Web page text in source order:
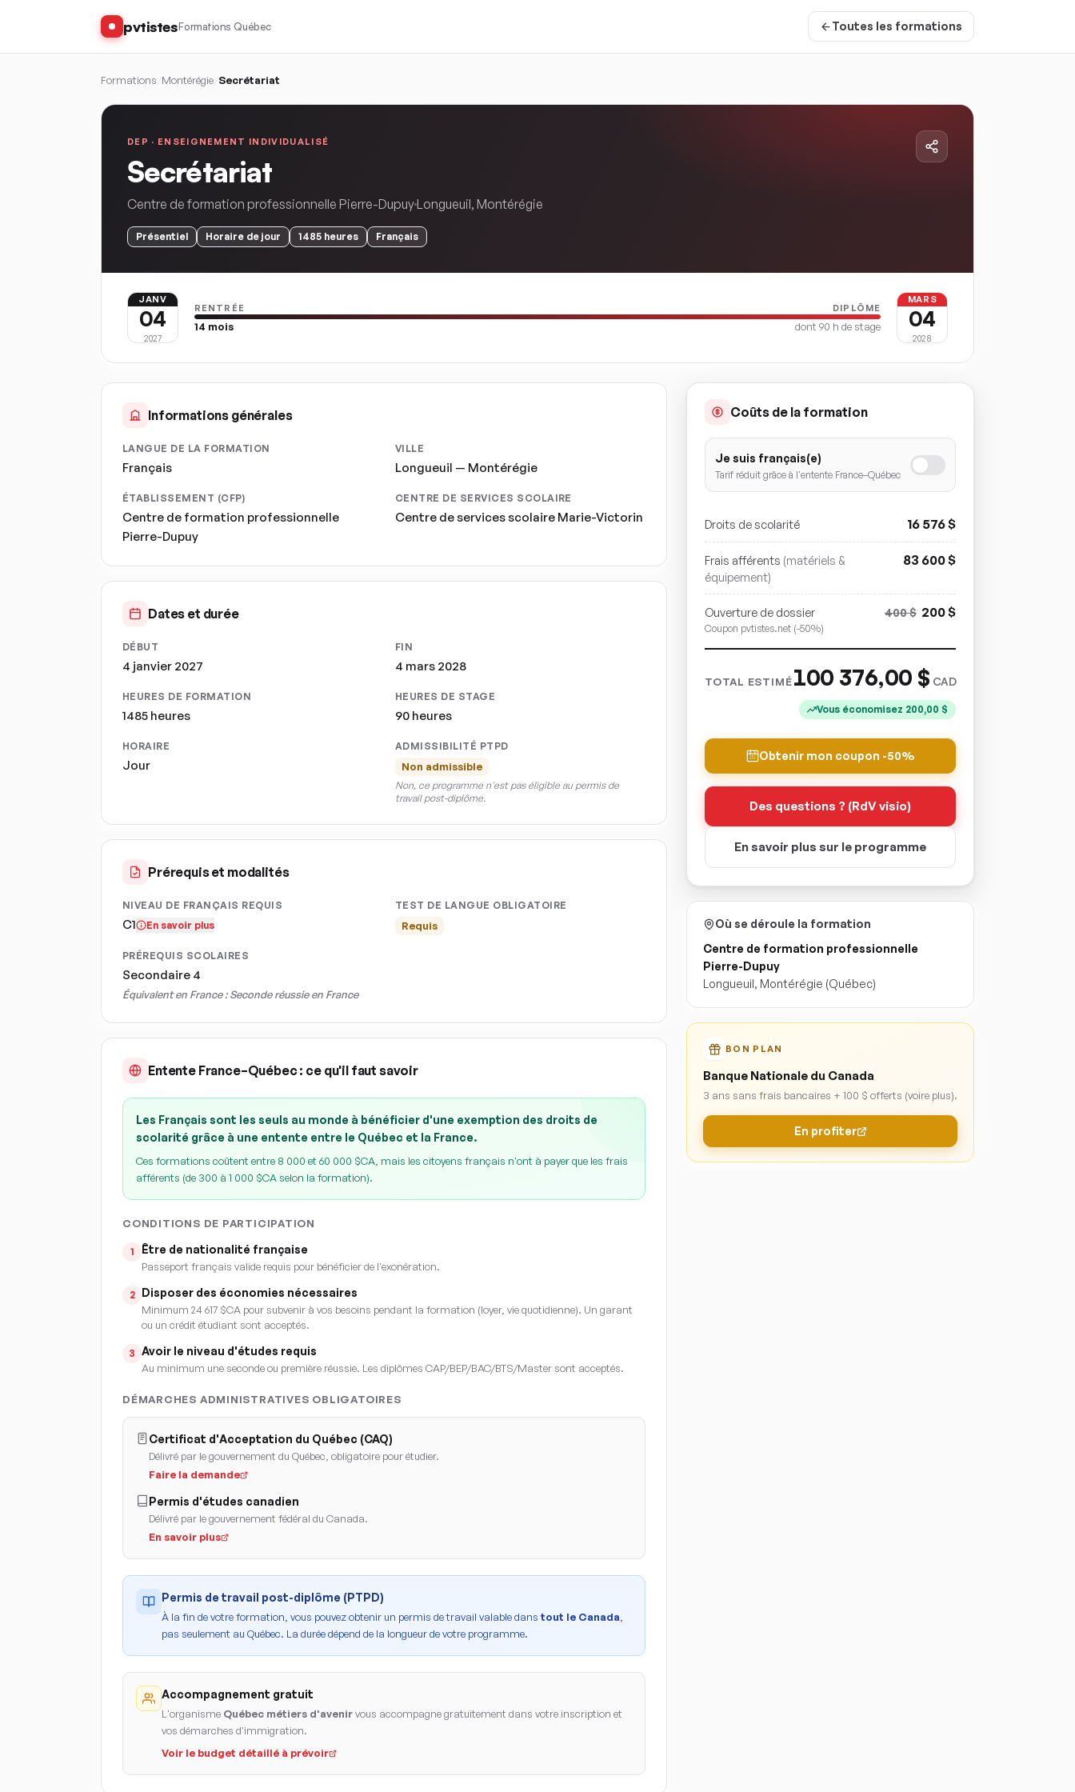
pvtistesFormations Québec Toutes les formations
Formations Montérégie Secrétariat
DEP · ENSEIGNEMENT INDIVIDUALISÉ
Secrétariat
Centre de formation professionnelle Pierre-DupuyLongueuil, Montérégie
Présentiel Horaire de jour 1485 heures Français
JANV
04
2027
RENTRÉE DIPLÔME
14 mois dont 90 h de stage
MARS
04
2028
Informations générales
LANGUE DE LA FORMATION
Français
VILLE
Longueuil — Montérégie
ÉTABLISSEMENT (CFP)
Centre de formation professionnelle
Pierre-Dupuy
CENTRE DE SERVICES SCOLAIRE
Centre de services scolaire Marie-Victorin
Dates et durée
DÉBUT
4 janvier 2027
FIN
4 mars 2028
HEURES DE FORMATION
1485 heures
HEURES DE STAGE
90 heures
HORAIRE
Jour
ADMISSIBILITÉ PTPD
Non admissible
Non, ce programme n'est pas éligible au permis de
travail post-diplôme.
Prérequis et modalités
NIVEAU DE FRANÇAIS REQUIS
C1 En savoir plus
TEST DE LANGUE OBLIGATOIRE
Requis
PRÉREQUIS SCOLAIRES
Secondaire 4
Équivalent en France :Seconde réussie en France
Entente France–Québec : ce qu'il faut savoir
Les Français sont les seuls au monde à bénéficier d'une exemption des droits de
scolarité grâce à une entente entre le Québec et la France.
Ces formations coûtent entre 8 000 et 60 000 $CA, mais les citoyens français n'ont à payer que les frais
afférents (de 300 à 1 000 $CA selon la formation).
CONDITIONS DE PARTICIPATION
1 Être de nationalité française
Passeport français valide requis pour bénéficier de l'exonération.
2 Disposer des économies nécessaires
Minimum 24 617 $CA pour subvenir à vos besoins pendant la formation (loyer, vie quotidienne). Un garant
ou un crédit étudiant sont acceptés.
3 Avoir le niveau d'études requis
Au minimum une seconde ou première réussie. Les diplômes CAP/BEP/BAC/BTS/Master sont acceptés.
DÉMARCHES ADMINISTRATIVES OBLIGATOIRES
Certificat d'Acceptation du Québec (CAQ)
Délivré par le gouvernement du Québec, obligatoire pour étudier.
Faire la demande
Permis d'études canadien
Délivré par le gouvernement fédéral du Canada.
En savoir plus
Permis de travail post-diplôme (PTPD)
À la fin de votre formation, vous pouvez obtenir un permis de travail valable dans tout le Canada
pas seulement au Québec. La durée dépend de la longueur de votre programme.
Accompagnement gratuit
L'organisme Québec métiers d'avenirvous accompagne gratuitement dans votre inscription et
vos démarches d'immigration.
Voir le budget détaillé à prévoir
Coûts de la formation
Je suis français(e)
Tarif réduit grâce à l'entente France–Québec
Droits de scolarité 16 576$
Frais afférents (matériels &
équipement)
83 600$
Ouverture de dossier
Coupon pvtistes.net (-50%)
400$ 200$
TOTAL ESTIMÉ100 376,00 $ CAD
Vous économisez 200,00 $
Obtenir mon coupon -50%
Des questions ? (RdV visio)
En savoir plus sur le programme
Où se déroule la formation
Centre de formation professionnelle
Pierre-Dupuy
Longueuil, Montérégie (Québec)
BON PLAN
Banque Nationale du Canada
3 ans sans frais bancaires + 100 $ offerts (voire plus).
En profiter